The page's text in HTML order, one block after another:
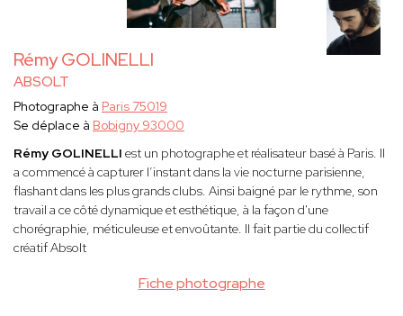
Rémy GOLINELLI
ABSOLT
Fiche photographe
Photographe à Paris 75019
Se déplace à Bobigny 93000
Rémy GOLINELLI est un photographe et réalisateur basé à Paris. Il
a commencé à capturer l’instant dans la vie nocturne parisienne,
flashant dans les plus grands clubs. Ainsi baigné par le rythme, son
travail a ce côté dynamique et esthétique, à la façon d'une
chorégraphie, méticuleuse et envoûtante. Il fait partie du collectif
créatif Absolt